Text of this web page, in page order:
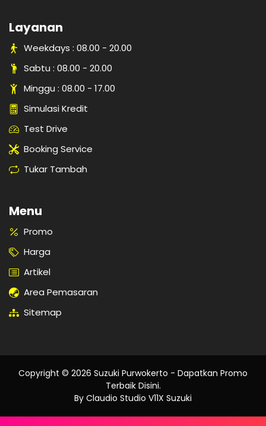
Layanan
Weekdays : 08.00 - 20.00
Sabtu : 08.00 - 20.00
Minggu : 08.00 - 17.00
Simulasi Kredit
Test Drive
Booking Service
Tukar Tambah
Menu
Promo
Harga
Artikel
Area Pemasaran
Sitemap
Copyright © 2026 Suzuki Purwokerto - Dapatkan Promo
Terbaik Disini.
By Claudio Studio V11X Suzuki